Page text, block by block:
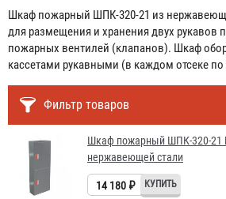
Шкаф пожарный ШПК-320-21 из
для размещения и хранения двух рукавов
пожарных вентилей (клапанов). Шкаф
кассетами рукавными (в каждом отсеке по
Фильтр товаров
Шкаф пожарный ШПК-320-21
нержавеющей стали
14 180 ₽